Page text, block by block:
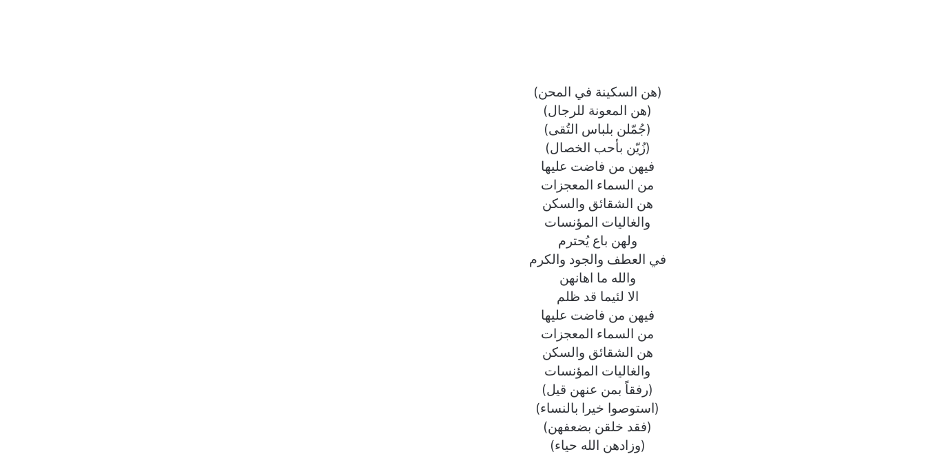
(هن السكينة في المحن)
(هن المعونة للرجال)
(جُمّلن بلباس التُقى)
(زُيّن بأحب الخصال)
فيهن من فاضت عليها
من السماء المعجزات
هن الشقائق والسكن
والغاليات المؤنسات
ولهن باع يُحترم
في العطف والجود والكرم
والله ما اهانهن
الا لئيما قد ظلم
فيهن من فاضت عليها
من السماء المعجزات
هن الشقائق والسكن
والغاليات المؤنسات
(رفقاً بمن عنهن قيل)
(استوصوا خيرا بالنساء)
(فقد خلقن بضعفهن)
(وزادهن الله حياء)